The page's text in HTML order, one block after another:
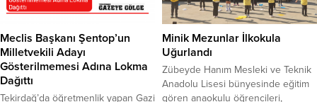
etkinliklere sahne oldu. Gece
lambalarının kapatılmaması ise krize
neden oldu. Pop sanatçısı Edis,
sahneye geç çıkarken, elektriklerin
kapatılmamasına ilişkin...
çocukların eğlenip, aktiviteler
gerçekleştirdiği etkinlik düzenledi.
Liman sahasına kurulan oyun
alanlarında çocuklar doyasıya
eğlendi. Eğlence sonrası ise köfte
ekmek,...
Meclis Başkanı Şentop’un
Milletvekili Adayı
Gösterilmemesi Adına Lokma
Dağıttı
Tekirdağ’da öğretmenlik yapan Gazi
Minik Mezunlar İlkokula
Uğurlandı
Zübeyde Hanım Mesleki ve Teknik
Anadolu Lisesi bünyesinde eğitim
gören anaokulu öğrencileri,